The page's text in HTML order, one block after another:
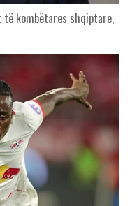
kombëtares shqiptare,